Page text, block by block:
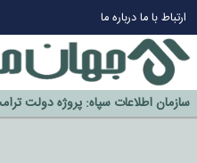
ارتباط با مادرباره ما
چرا طلا دوباره افزایشی شد؟
گزینه جدایی اوسمار روی میز مدیران
آیا رئیس جمهور آمریکا قانون را دور
اخراج رسمی چهره نامدار از پرسپولیس
سازمان اطلاعات سپاه: پروژه دولت